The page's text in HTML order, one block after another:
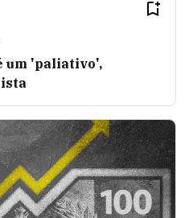
um 'paliativo',